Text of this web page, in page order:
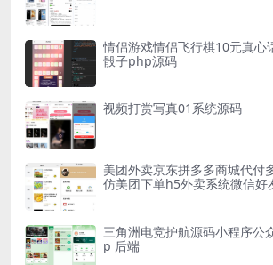
情侣游戏情侣飞行棋10元真心
骰子php源码
视频打赏写真01系统源码
美团外卖京东拼多多商城代付
仿美团下单h5外卖系统微信好
三角洲电竞护航源码小程序公
p 后端